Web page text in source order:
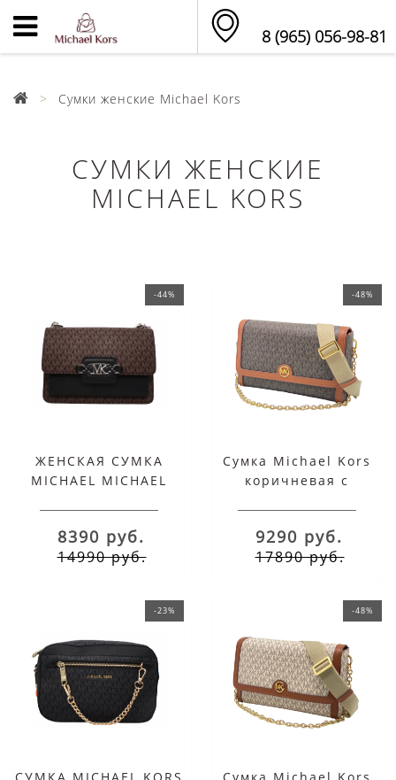
8 (965) 056-98-81
Сумки женские Michael Kors
СУМКИ ЖЕНСКИЕ
MICHAEL KORS
-44%
ЖЕНСКАЯ СУМКА
MICHAEL MICHAEL
8390 руб.
14990 руб.
-48%
Сумка Michael Kors
коричневая с
9290 руб.
17890 руб.
-23% -48%